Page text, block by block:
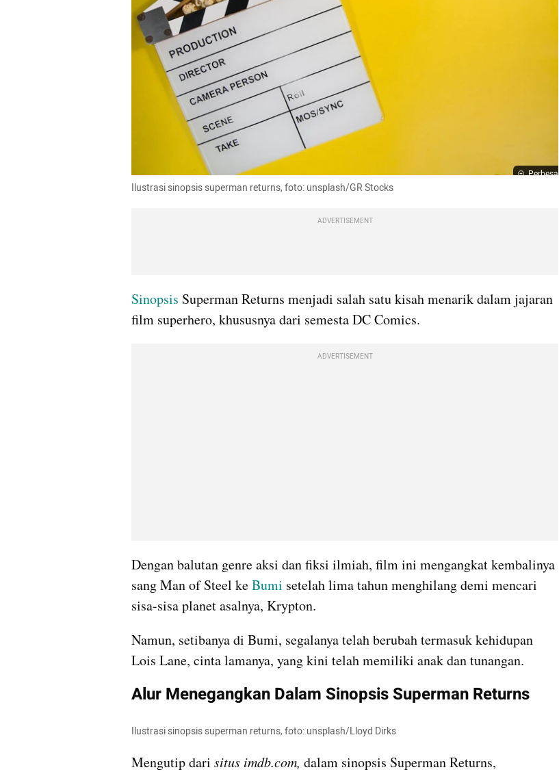
Perbesar
Ilustrasi sinopsis superman returns, foto: unsplash/GR Stocks
ADVERTISEMENT
Sinopsis Superman Returns menjadi salah satu kisah menarik dalam jajaran
film superhero, khususnya dari semesta DC Comics.
ADVERTISEMENT
Dengan balutan genre aksi dan fiksi ilmiah, film ini mengangkat kembalinya
sang Man of Steel ke Bumi setelah lima tahun menghilang demi mencari
sisa-sisa planet asalnya, Krypton.
Namun, setibanya di Bumi, segalanya telah berubah termasuk kehidupan
Lois Lane, cinta lamanya, yang kini telah memiliki anak dan tunangan.
Alur Menegangkan Dalam Sinopsis Superman Returns
Ilustrasi sinopsis superman returns, foto: unsplash/Lloyd Dirks
Mengutip dari situs imdb.com, dalam sinopsis Superman Returns,